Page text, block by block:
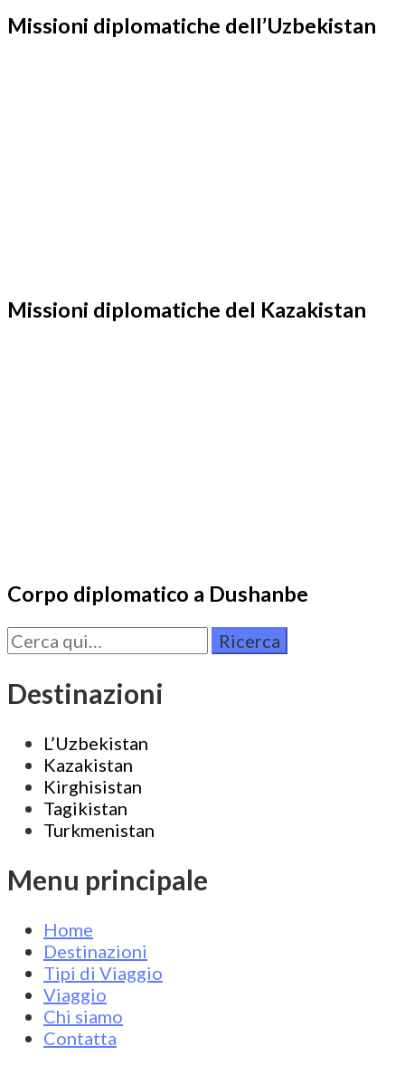
Missioni diplomatiche dell’Uzbekistan
Missioni diplomatiche del Kazakistan
Corpo diplomatico a Dushanbe
Cerca
per:
Destinazioni
L’Uzbekistan
Kazakistan
Kirghisistan
Tagikistan
Turkmenistan
Menu principale
Home
Destinazioni
Tipi di Viaggio
Viaggio
Chi siamo
Contatta